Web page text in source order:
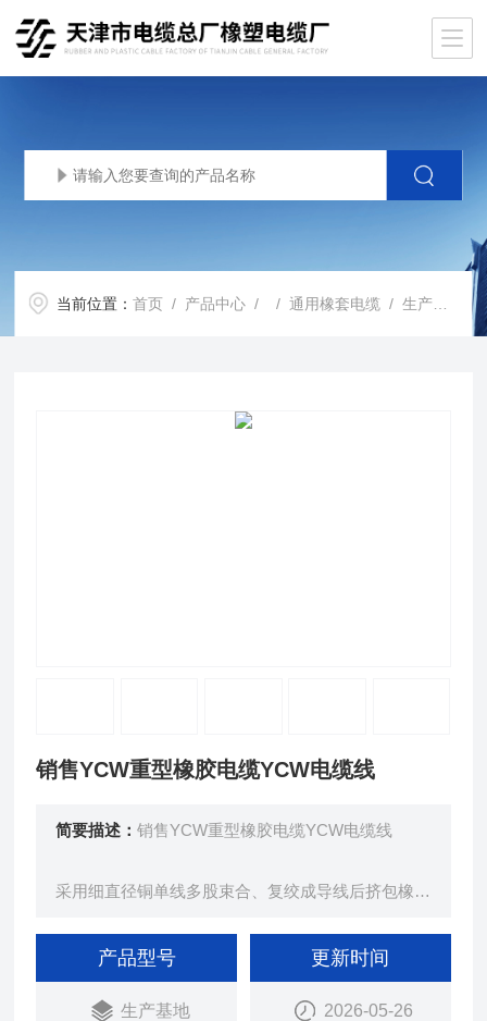
当前位置：首页 / 产品中心 / /通用橡套电缆 / 生产基地销售YCW重型橡胶电缆YCW电缆线
销售YCW重型橡胶电缆YCW电缆线
简要描述：销售YCW重型橡胶电缆YCW电缆线
采用细直径铜单线多股束合、复绞成导线后挤包橡皮
产品型号
生产基地
更新时间
2026-05-26